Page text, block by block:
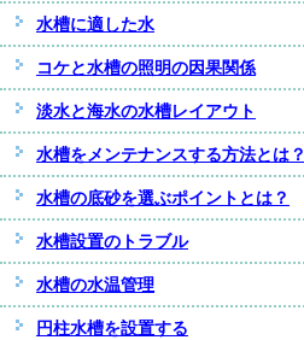
水槽に適した水
コケと水槽の照明の因果関係
淡水と海水の水槽レイアウト
水槽をメンテナンスする方法とは？
水槽の底砂を選ぶポイントとは？
水槽設置のトラブル
水槽の水温管理
円柱水槽を設置する